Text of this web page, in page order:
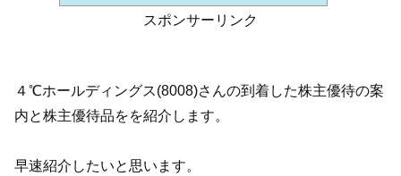
スポンサーリンク
４℃ホールディングス(8008)さんの到着した株主優待の案
内と株主優待品をを紹介します。
早速紹介したいと思います。